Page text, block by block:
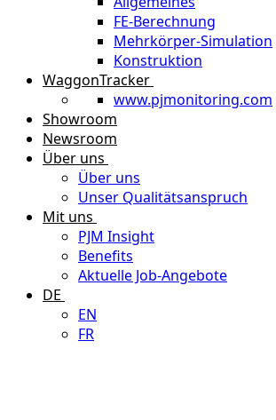
FE-Berechnung
Mehrkörper-Simulation
Konstruktion
WaggonTracker
www.pjmonitoring.com
Showroom
Newsroom
Über uns
Über uns
Unser Qualitätsanspruch
Mit uns
PJM Insight
Benefits
Aktuelle Job-Angebote
DE
EN
FR